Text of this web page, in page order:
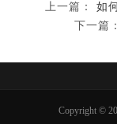
上一篇： 如
下一篇
Copyright ©